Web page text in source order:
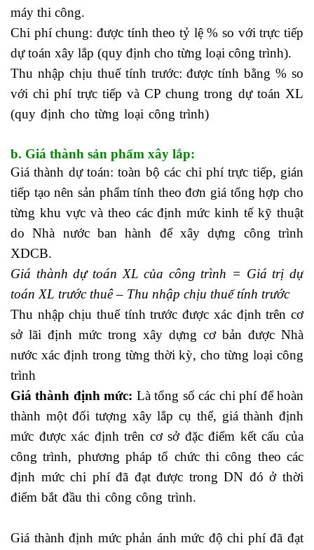
máy thi công.
Chi phí chung: được tính theo tỷ lệ % so với trực tiếp
dự toán xây lắp (quy định cho từng loại công trình).
Thu nhập chịu thuế tính trước: được tính bằng % so
với chi phí trực tiếp và CP chung trong dự toán XL
(quy định cho từng loại công trình)
b. Giá thành sản phẩm xây lắp:
Giá thành dự toán: toàn bộ các chi phí trực tiếp, gián
tiếp tạo nên sản phẩm tính theo đơn giá tổng hợp cho
từng khu vực và theo các định mức kinh tế kỹ thuật
do Nhà nước ban hành để xây dựng công trình
XDCB.
Giá thành dự toán XL của công trình = Giá trị dự
toán XL trước thuê – Thu nhập chịu thuế tính trước
Thu nhập chịu thuế tính trước được xác định trên cơ
sở lãi định mức trong xây dựng cơ bản được Nhà
nước xác định trong từng thời kỳ, cho từng loại công
trình
Giá thành định mức: Là tổng số các chi phí để hoàn
thành một đối tượng xây lắp cụ thể, giá thành định
mức được xác định trên cơ sở đặc điểm kết cấu của
công trình, phương pháp tổ chức thi công theo các
định mức chi phí đã đạt được trong DN đó ở thời
điểm bắt đầu thi công công trình.
Giá thành định mức phản ánh mức độ chi phí đã đạt